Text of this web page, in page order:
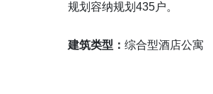
规划容纳规划435户。
建筑类型： 综合型酒店公寓